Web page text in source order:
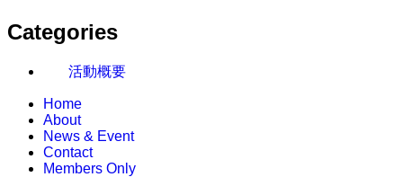
Categories
活動概要
Home
About
News & Event
Contact
Members Only